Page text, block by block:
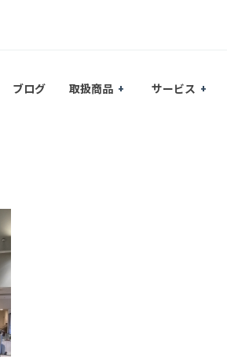
ブログ 取扱商品 サービス